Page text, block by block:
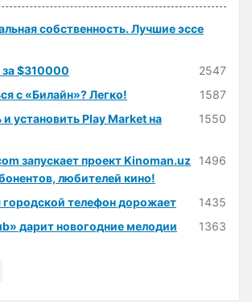
собственность. Лучшие эссе
$310000
2547
с «Билайн»? Легко!
1587
и установить Play Market на
1550
запускает проект Kinoman.uz
любителей кино!
1496
телефон дорожает
1435
дарит новогодние мелодии
1363